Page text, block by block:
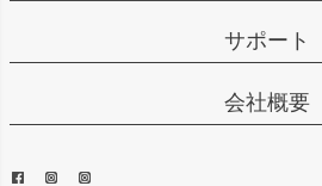
サポート
会社概要